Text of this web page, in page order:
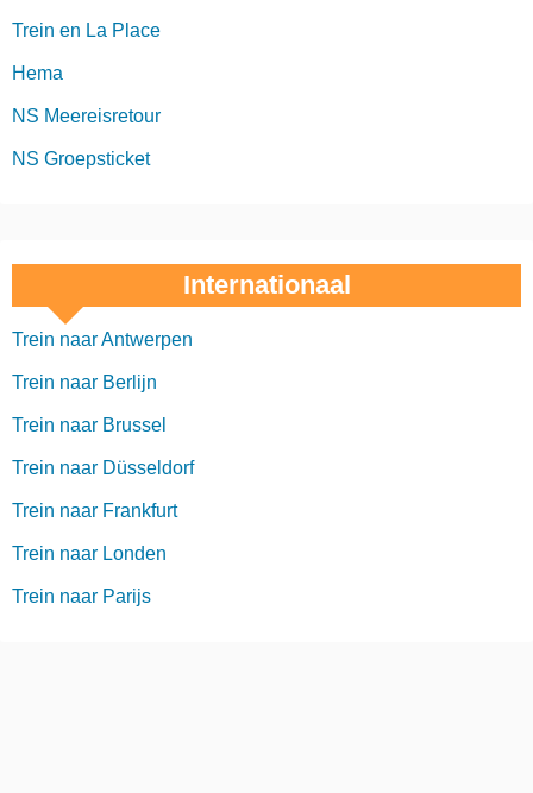
Trein en La Place
Hema
NS Meereisretour
NS Groepsticket
Internationaal
Trein naar Antwerpen
Trein naar Berlijn
Trein naar Brussel
Trein naar Düsseldorf
Trein naar Frankfurt
Trein naar Londen
Trein naar Parijs